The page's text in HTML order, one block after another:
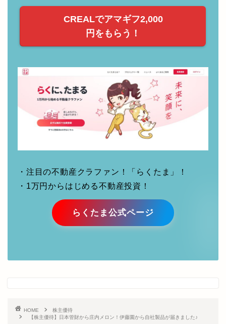
CREALでアマギフ2,000
円をもらう！
・注目の不動産クラファン！「らくたま」！
・1万円からはじめる不動産投資！
らくたま公式ページ
HOME
株主優待
【株主優待】日本管財から庄内メロン！伊藤園から自社製品が届きました♪